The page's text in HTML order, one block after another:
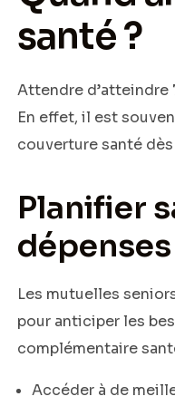
santé ?
Attendre d’atteindre
En effet, il est
couverture santé
Planifier
dépenses
Les mutuelles
pour anticiper les
complémentaire
Accéder à de